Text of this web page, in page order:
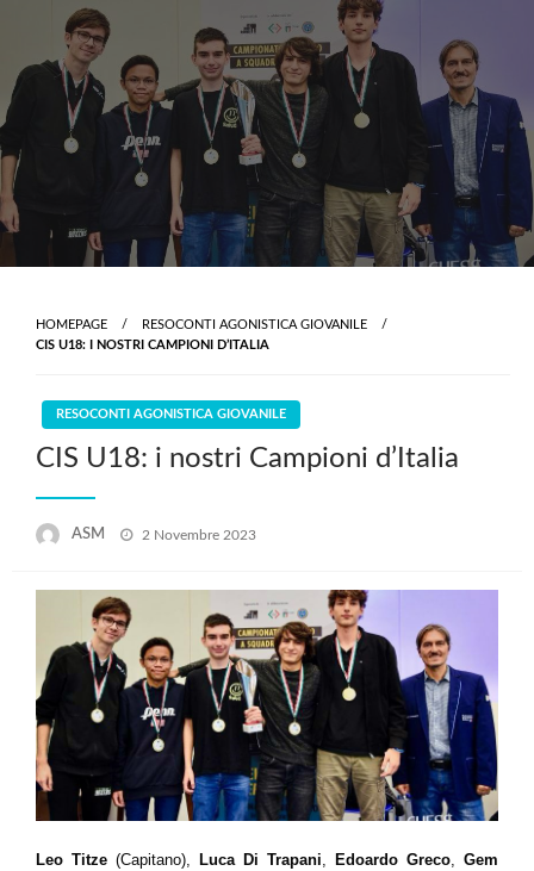
content
HOMEPAGE
RESOCONTI AGONISTICA GIOVANILE
CIS U18: I NOSTRI CAMPIONI D’ITALIA
RESOCONTI AGONISTICA GIOVANILE
CIS U18: i nostri Campioni d’Italia
ASM
Posted
2 Novembre 2023
Leo Titze (Capitano), Luca Di Trapani, Edoardo Greco, Gem